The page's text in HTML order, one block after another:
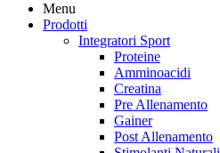
Menu
Prodotti
Integratori Sport
Proteine
Amminoacidi
Creatina
Pre Allenamento
Gainer
Post Allenamento